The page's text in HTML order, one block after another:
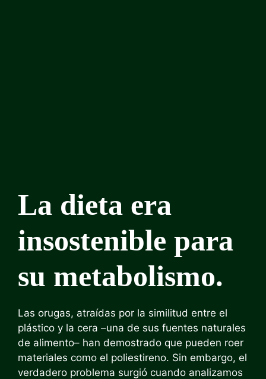
La dieta era
insostenible para
su metabolismo.
Las orugas, atraídas por la similitud entre el
plástico y la cera –una de sus fuentes naturales
de alimento– han demostrado que pueden roer
materiales como el poliestireno. Sin embargo, el
verdadero problema surgió cuando analizamos